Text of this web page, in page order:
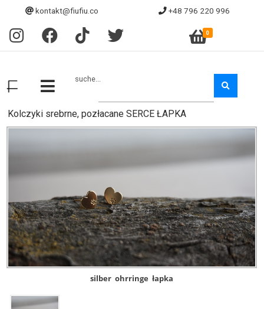
kontakt@fiufiu.co +48 796 220 996
0
suche...
Kolczyki srebrne, pozłacane SERCE ŁAPKA
silber ohrringe łapka